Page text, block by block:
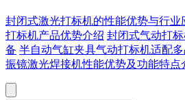
封闭式激光打标机的性能优势与行业
打标机产品优势介绍 封闭式气动打
备 半自动气缸夹具气动打标机适配
振镜激光焊接机性能优势及功能特点